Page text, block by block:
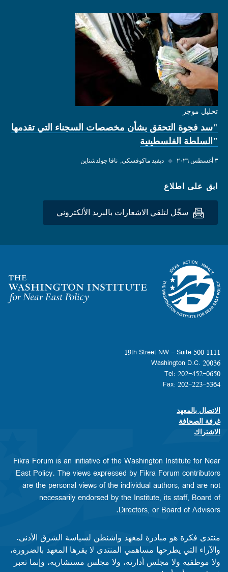
تحليل موجز
"سد فجوة التحقق بشأن مخصصات السجناء التي تقدمها
"السلطة الفلسطينية
٣ أغسطس ٢٠٢٦ ◆ ديفيد ماكوفسكي نافا جولدشتاين
ابق على اطلاع
سجِّل لتلقي الاشعارات بالبريد الألكتروني
Homepage
1111 19th Street NW - Suite 500
Washington D.C. 20036
Tel: 202-452-0650
Fax: 202-223-5364
Footer contact links
الاتصال بالمعهد
غرفة الصحافة
الاشتراك
Fikra Forum is an initiative of the Washington Institute for Near
East Policy. The views expressed by Fikra Forum contributors
are the personal views of the individual authors, and are not
necessarily endorsed by the Institute, its staff, Board of
Directors, or Board of Advisors.​​
منتدى فكرة هو مبادرة لمعهد واشنطن لسياسة الشرق الأدنى.
والآراء التي يطرحها مساهمي المنتدى لا يقرها المعهد بالضرورة،
ولا موظفيه ولا مجلس أدارته، ولا مجلس مستشاريه، وإنما تعبر